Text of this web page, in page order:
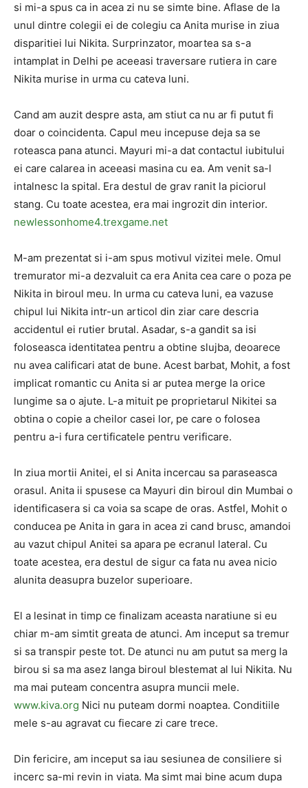
si mi-a spus ca in acea zi nu se simte bine. Aflase de la
unul dintre colegii ei de colegiu ca Anita murise in ziua
disparitiei lui Nikita. Surprinzator, moartea sa s-a
intamplat in Delhi pe aceeasi traversare rutiera in care
Nikita murise in urma cu cateva luni.
Cand am auzit despre asta, am stiut ca nu ar fi putut fi
doar o coincidenta. Capul meu incepuse deja sa se
roteasca pana atunci. Mayuri mi-a dat contactul iubitului
ei care calarea in aceeasi masina cu ea. Am venit sa-l
intalnesc la spital. Era destul de grav ranit la piciorul
stang. Cu toate acestea, era mai ingrozit din interior.
newlessonhome4.trexgame.net
M-am prezentat si i-am spus motivul vizitei mele. Omul
tremurator mi-a dezvaluit ca era Anita cea care o poza pe
Nikita in biroul meu. In urma cu cateva luni, ea vazuse
chipul lui Nikita intr-un articol din ziar care descria
accidentul ei rutier brutal. Asadar, s-a gandit sa isi
foloseasca identitatea pentru a obtine slujba, deoarece
nu avea calificari atat de bune. Acest barbat, Mohit, a fost
implicat romantic cu Anita si ar putea merge la orice
lungime sa o ajute. L-a mituit pe proprietarul Nikitei sa
obtina o copie a cheilor casei lor, pe care o folosea
pentru a-i fura certificatele pentru verificare.
In ziua mortii Anitei, el si Anita incercau sa paraseasca
orasul. Anita ii spusese ca Mayuri din biroul din Mumbai o
identificasera si ca voia sa scape de oras. Astfel, Mohit o
conducea pe Anita in gara in acea zi cand brusc, amandoi
au vazut chipul Anitei sa apara pe ecranul lateral. Cu
toate acestea, era destul de sigur ca fata nu avea nicio
alunita deasupra buzelor superioare.
El a lesinat in timp ce finalizam aceasta naratiune si eu
chiar m-am simtit greata de atunci. Am inceput sa tremur
si sa transpir peste tot. De atunci nu am putut sa merg la
birou si sa ma asez langa biroul blestemat al lui Nikita. Nu
ma mai puteam concentra asupra muncii mele.
www.kiva.org Nici nu puteam dormi noaptea. Conditiile
mele s-au agravat cu fiecare zi care trece.
Din fericire, am inceput sa iau sesiunea de consiliere si
incerc sa-mi revin in viata. Ma simt mai bine acum dupa